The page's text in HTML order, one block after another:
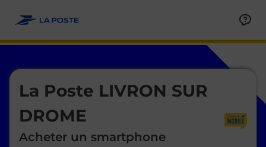
La Poste LIVRON SUR
DROME
Acheter un smartphone
Le lien s'ouvre dans un nouvel onglet